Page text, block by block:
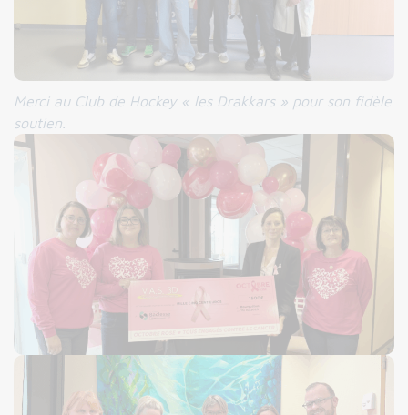
Merci au Club de Hockey « les Drakkars » pour son fidèle
soutien.